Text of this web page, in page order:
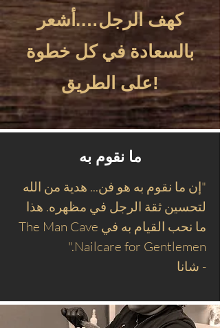
كهف الرجل….أشعر
بالسعادة في كل خطوة
على الطريق!
ما نقوم به
"إن ما نقوم به هو فن... هدية من الله
لتحسين ثقة الرجل في مظهره. هذا
ما نحب القيام به في The Man Cave
Nailcare for Gentlemen."
- شانا